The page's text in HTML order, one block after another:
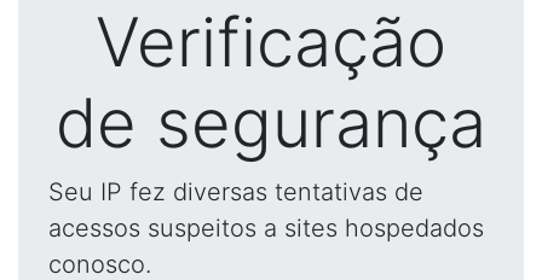
Verificação
de segurança
Seu IP fez diversas tentativas de
acessos suspeitos a sites hospedados
conosco.